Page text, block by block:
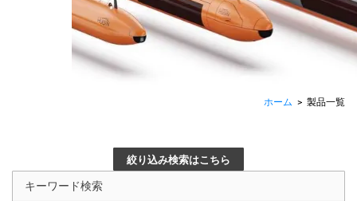
ホーム > 製品一覧
絞り込み検索はこちら